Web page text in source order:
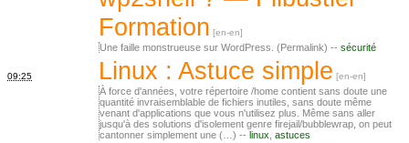
Formation
Une faille monstrueuse sur WordPress. (Permalink) -- sécurité
09:25 Linux : Astuce simple
À force d'années, votre répertoire /home contient sans doute une
quantité invraisemblable de fichiers inutiles, sans doute même
venant d'applications que vous n'utilisez plus. Même sans aller
jusqu'à des solutions d'isolement genre firejail/bubblewrap, on peut
cantonner simplement une (…) -- linux astuces